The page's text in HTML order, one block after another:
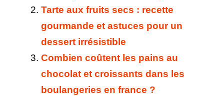
Tarte aux fruits secs : recette
gourmande et astuces pour un
dessert irrésistible
Combien coûtent les pains au
chocolat et croissants dans les
boulangeries en france ?